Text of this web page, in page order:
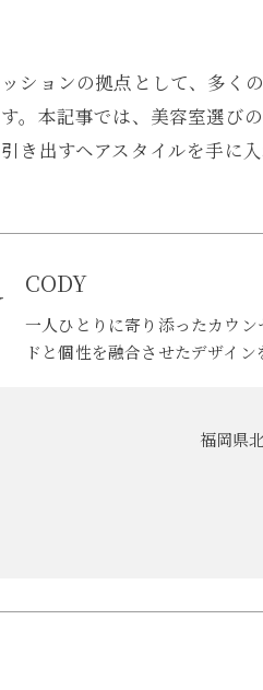
ションの拠点として、多く
。本記事では、美容室選び
き出すヘアスタイルを手に
CODY
一人ひとりに寄り添ったカウ
ドと個性を融合させたデザイ
福岡県